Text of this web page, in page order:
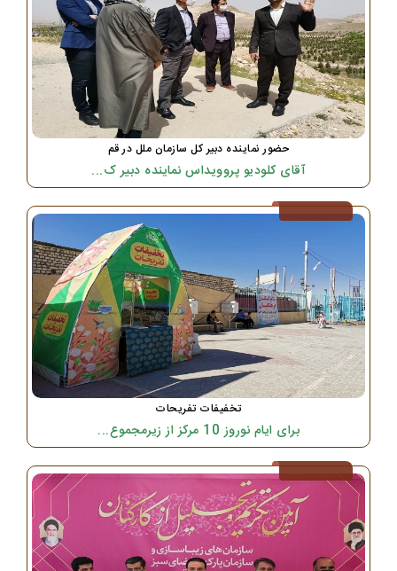
حضور نماینده دبیر کل سازمان ملل در قم
آقای کلودیو پروویداس نماینده دبیر ک...
تخفیفات تفریحات
برای ایام نوروز 10 مرکز از زیرمجموع...